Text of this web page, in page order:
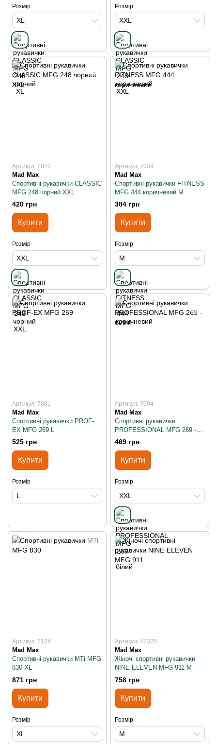
Розмір
XL
Розмір
XXL
Артикул: 7020
Mad Max
Спортивні рукавички CLASSIC
MFG 248 чорний XXL
420 грн
Купити
Розмір
XXL
Артикул: 7039
Mad Max
Спортивні рукавички FITNESS
MFG 444 коричневий M
384 грн
Купити
Розмір
M
Артикул: 7081
Mad Max
Спортивні рукавички PROF-
EX MFG 269 L
525 грн
Купити
Розмір
L
Артикул: 7094
Mad Max
Спортивні рукавички
PROFESSIONAL MFG 269 -
білий XXL
469 грн
Купити
Розмір
XXL
Артикул: 7124
Mad Max
Спортивні рукавички MTi MFG
830 XL
871 грн
Купити
Розмір
XL
Артикул: 47325
Mad Max
Жіночі спортивні рукавички
NINE-ELEVEN MFG 911 M
758 грн
Купити
Розмір
M